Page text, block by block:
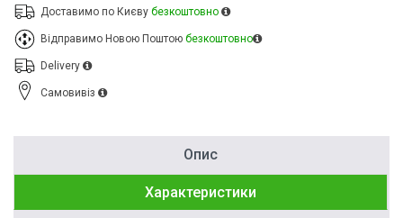
Доставимо по Києву безкоштовно
Відправимо Новою Поштою безкоштовно
Delivery
Cамовивіз
Опис
Характеристики